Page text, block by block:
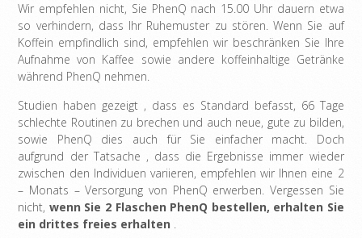
Wir empfehlen nicht, Sie PhenQ nach 15.00 Uhr dauern etwa
so verhindern, dass Ihr Ruhemuster zu stören. Wenn Sie auf
Koffein empfindlich sind, empfehlen wir beschränken Sie Ihre
Aufnahme von Kaffee sowie andere koffeinhaltige Getränke
während PhenQ nehmen.
Studien haben gezeigt , dass es Standard befasst, 66 Tage
schlechte Routinen zu brechen und auch neue, gute zu bilden,
sowie PhenQ dies auch für Sie einfacher macht. Doch
aufgrund der Tatsache , dass die Ergebnisse immer wieder
zwischen den Individuen variieren, empfehlen wir Ihnen eine 2
– Monats – Versorgung von PhenQ erwerben. Vergessen Sie
nicht, wenn Sie 2 Flaschen PhenQ bestellen, erhalten Sie
ein drittes freies erhalten .